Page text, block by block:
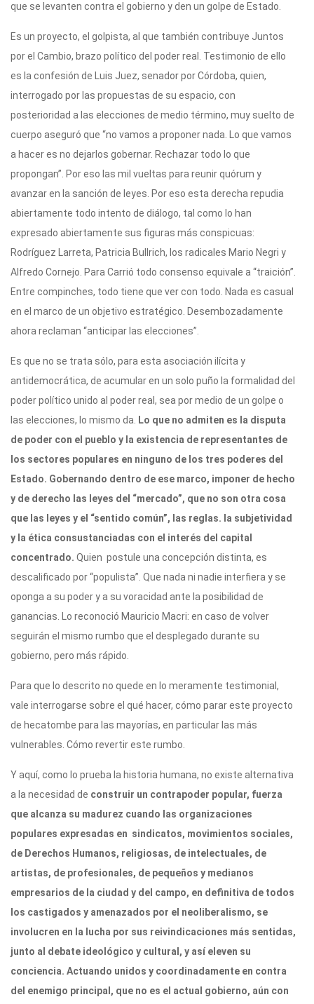
que se levanten contra el gobierno y den un golpe de Estado.
Es un proyecto, el golpista, al que también contribuye Juntos
por el Cambio, brazo político del poder real. Testimonio de ello
es la confesión de Luis Juez, senador por Córdoba, quien,
interrogado por las propuestas de su espacio, con
posterioridad a las elecciones de medio término, muy suelto de
cuerpo aseguró que “no vamos a proponer nada. Lo que vamos
a hacer es no dejarlos gobernar. Rechazar todo lo que
propongan”. Por eso las mil vueltas para reunir quórum y
avanzar en la sanción de leyes. Por eso esta derecha repudia
abiertamente todo intento de diálogo, tal como lo han
expresado abiertamente sus figuras más conspicuas:
Rodríguez Larreta, Patricia Bullrich, los radicales Mario Negri y
Alfredo Cornejo. Para Carrió todo consenso equivale a “traición”.
Entre compinches, todo tiene que ver con todo. Nada es casual
en el marco de un objetivo estratégico. Desembozadamente
ahora reclaman “anticipar las elecciones”.
Es que no se trata sólo, para esta asociación ilícita y
antidemocrática, de acumular en un solo puño la formalidad del
poder político unido al poder real, sea por medio de un golpe o
las elecciones, lo mismo da. Lo que no admiten es la disputa
de poder con el pueblo y la existencia de representantes de
los sectores populares en ninguno de los tres poderes del
Estado. Gobernando dentro de ese marco, imponer de hecho
y de derecho las leyes del “mercado”, que no son otra cosa
que las leyes y el “sentido común”, las reglas. la subjetividad
y la ética consustanciadas con el interés del capital
concentrado. Quien postule una concepción distinta, es
descalificado por “populista”. Que nada ni nadie interfiera y se
oponga a su poder y a su voracidad ante la posibilidad de
ganancias. Lo reconoció Mauricio Macri: en caso de volver
seguirán el mismo rumbo que el desplegado durante su
gobierno, pero más rápido.
Para que lo descrito no quede en lo meramente testimonial,
vale interrogarse sobre el qué hacer, cómo parar este proyecto
de hecatombe para las mayorías, en particular las más
vulnerables. Cómo revertir este rumbo.
Y aquí, como lo prueba la historia humana, no existe alternativa
a la necesidad de construir un contrapoder popular, fuerza
que alcanza su madurez cuando las organizaciones
populares expresadas en sindicatos, movimientos sociales,
de Derechos Humanos, religiosas, de intelectuales, de
artistas, de profesionales, de pequeños y medianos
empresarios de la ciudad y del campo, en definitiva de todos
los castigados y amenazados por el neoliberalismo, se
involucren en la lucha por sus reivindicaciones más sentidas,
junto al debate ideológico y cultural, y así eleven su
conciencia. Actuando unidos y coordinadamente en contra
del enemigo principal, que no es el actual gobierno, aún con